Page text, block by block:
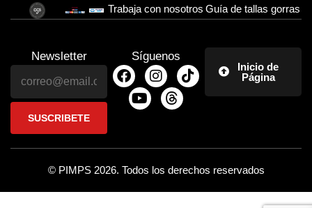
Trabaja con nosotros Guía de tallas gorras
Newsletter Síguenos
Inicio de
Página
© PIMPS 2026. Todos los derechos reservados